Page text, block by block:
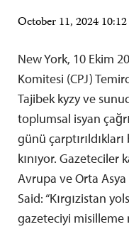
October 11, 2024
New York, 10 Ekim
Komitesi (CPJ)
Tajibek kyzy ve
toplumsal isyan
günü çarptırıldıkları
kınıyor. Gazeteciler
Avrupa ve Orta
Said: “Kırgızistan
gazeteciyi